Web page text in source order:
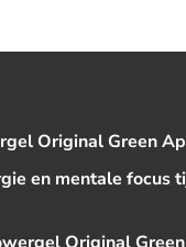
Original Green
en mentale focus